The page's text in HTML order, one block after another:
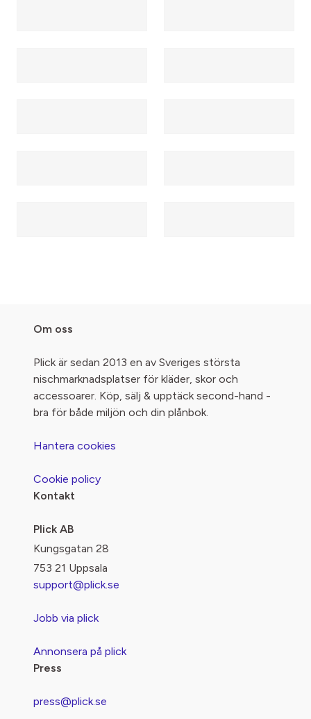
Om oss
Plick är sedan 2013 en av Sveriges största
nischmarknadsplatser för kläder, skor och
accessoarer. Köp, sälj & upptäck second-hand -
bra för både miljön och din plånbok.
Hantera cookies
Cookie policy
Kontakt
Plick AB
Kungsgatan 28
753 21 Uppsala
support@plick.se
Jobb via plick
Annonsera på plick
Press
press@plick.se